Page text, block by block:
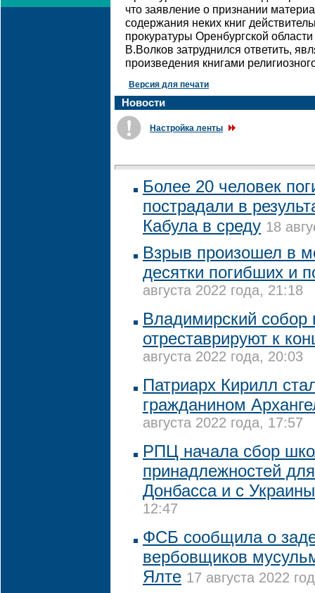
что заявление о признании
содержания неких книг
прокуратуры Оренбургской
В.Волков затруднился ответить,
произведения книгами
Версия для печати
Новости
Настройка ленты
Более 20 человек
пострадали в
Кабула в среду 18
Взрыв произошел в
десятки погибших и
августа 2022 года, 21:18
Владимирский собор
отреставрируют к
августа 2022 года, 20:03
Патриарх Кирилл
гражданином
августа 2022 года, 17:57
РПЦ начала сбор
принадлежностей
Донбасса и с Украины
12:47
ФСБ сообщила о
вербовщиков
Ялте 17 августа 2022